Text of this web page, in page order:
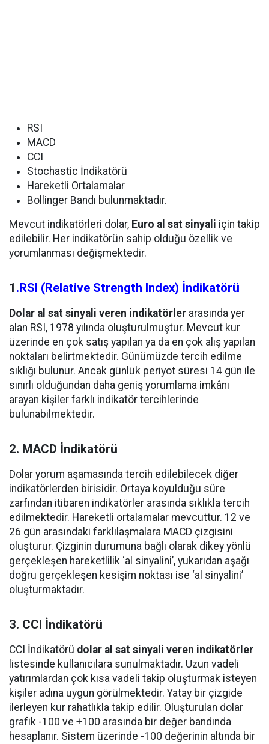
RSI
MACD
CCI
Stochastic İndikatörü
Hareketli Ortalamalar
Bollinger Bandı bulunmaktadır.
Mevcut indikatörleri dolar, Euro al sat sinyali için takip
edilebilir. Her indikatörün sahip olduğu özellik ve
yorumlanması değişmektedir.
1 .RSI (Relative Strength Index) İndikatörü
Dolar al sat sinyali veren indikatörler arasında yer
alan RSI, 1978 yılında oluşturulmuştur. Mevcut kur
üzerinde en çok satış yapılan ya da en çok alış yapılan
noktaları belirtmektedir. Günümüzde tercih edilme
sıklığı bulunur. Ancak günlük periyot süresi 14 gün ile
sınırlı olduğundan daha geniş yorumlama imkânı
arayan kişiler farklı indikatör tercihlerinde
bulunabilmektedir.
2. MACD İndikatörü
Dolar yorum aşamasında tercih edilebilecek diğer
indikatörlerden birisidir. Ortaya koyulduğu süre
zarfından itibaren indikatörler arasında sıklıkla tercih
edilmektedir. Hareketli ortalamalar mevcuttur. 12 ve
26 gün arasındaki farklılaşmalara MACD çizgisini
oluşturur. Çizginin durumuna bağlı olarak dikey yönlü
gerçekleşen hareketlilik ‘al sinyalini’, yukarıdan aşağı
doğru gerçekleşen kesişim noktası ise ‘al sinyalini’
oluşturmaktadır.
3. CCI İndikatörü
CCI İndikatörü dolar al sat sinyali veren indikatörler
listesinde kullanıcılara sunulmaktadır. Uzun vadeli
yatırımlardan çok kısa vadeli takip oluşturmak isteyen
kişiler adına uygun görülmektedir. Yatay bir çizgide
ilerleyen kur rahatlıkla takip edilir. Oluşturulan dolar
grafik -100 ve +100 arasında bir değer bandında
hesaplanır. Sistem üzerinde -100 değerinin altında bir